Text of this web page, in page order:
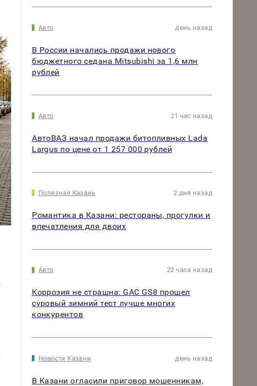
Авто день назад
В России начались продажи нового
бюджетного седана Mitsubishi за 1,6 млн
рублей
Авто 21 час назад
АвтоВАЗ начал продажи битопливных Lada
Largus по цене от 1 257 000 рублей
Полезная Казань 2 дня назад
Романтика в Казани: рестораны, прогулки и
впечатления для двоих
Авто 22 часа назад
Коррозия не страшна: GAC GS8 прошел
суровый зимний тест лучше многих
конкурентов
Новости Казани день назад
В Казани огласили приговор мошенникам,